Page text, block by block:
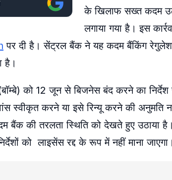
के खिलाफ सख्त कदम
लगाया गया है। इस
पर दी है। सेंट्रल बैंक ने यह कदम बैंकिंग
है।
को 12 जून से बिजनेस बंद करने का निर्देश
स्वीकृत करने या इसे रिन्यू करने की अनुमति
की तरलता स्थिति को देखते हुए उठाया
को लाइसेंस रद्द के रूप में नहीं माना जाएगा।